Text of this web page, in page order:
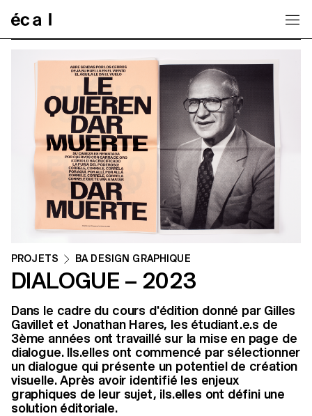
PROJETS BA DESIGN GRAPHIQUE
DIALOGUE – 2023
Dans le cadre du cours d'édition donné par Gilles
Gavillet et Jonathan Hares, les étudiant.e.s de
3ème années ont travaillé sur la mise en page de
dialogue. Ils.elles ont commencé par sélectionner
un dialogue qui présente un potentiel de création
visuelle. Après avoir identifié les enjeux
graphiques de leur sujet, ils.elles ont défini une
solution éditoriale.